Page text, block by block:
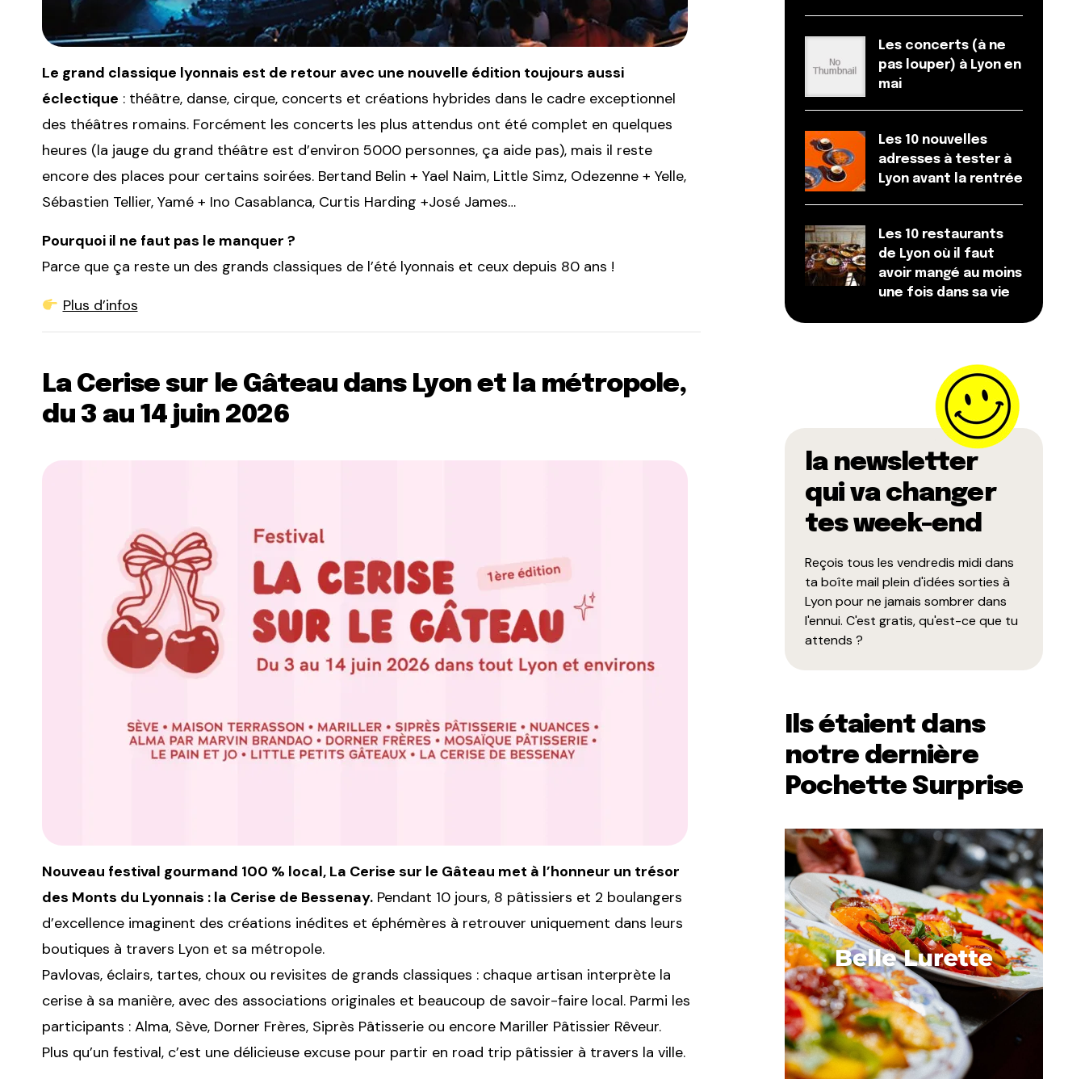
Le grand classique lyonnais est de retour avec une nouvelle édition toujours aussi
éclectique : théâtre, danse, cirque, concerts et créations hybrides dans le cadre exceptionnel
des théâtres romains. Forcément les concerts les plus attendus ont été complet en quelques
heures (la jauge du grand théâtre est d’environ 5000 personnes, ça aide pas), mais il reste
encore des places pour certains soirées. Bertand Belin + Yael Naim, Little Simz, Odezenne + Yelle,
Sébastien Tellier, Yamé + Ino Casablanca, Curtis Harding +José James…
Pourquoi il ne faut pas le manquer ?
Parce que ça reste un des grands classiques de l’été lyonnais et ceux depuis 80 ans !
Plus d’infos
La Cerise sur le Gâteau dans Lyon et la métropole,
du 3 au 14 juin 2026
Nouveau festival gourmand 100 % local, La Cerise sur le Gâteau met à l’honneur un trésor
des Monts du Lyonnais : la Cerise de Bessenay. Pendant 10 jours, 8 pâtissiers et 2 boulangers
d’excellence imaginent des créations inédites et éphémères à retrouver uniquement dans leurs
boutiques à travers Lyon et sa métropole.
Pavlovas, éclairs, tartes, choux ou revisites de grands classiques : chaque artisan interprète la
cerise à sa manière, avec des associations originales et beaucoup de savoir-faire local. Parmi les
participants : Alma, Sève, Dorner Frères, Siprès Pâtisserie ou encore Mariller Pâtissier Rêveur.
Plus qu’un festival, c’est une délicieuse excuse pour partir en road trip pâtissier à travers la ville.
Les concerts (à ne
pas louper) à Lyon en
mai
Les 10 nouvelles
adresses à tester à
Lyon avant la rentrée
Les 10 restaurants
de Lyon où il faut
avoir mangé au moins
une fois dans sa vie
la newsletter
qui va changer
tes week-end
Reçois tous les vendredis midi dans
ta boîte mail plein d'idées sorties à
Lyon pour ne jamais sombrer dans
l'ennui. C'est gratis, qu'est-ce que tu
attends ?
Ils étaient dans
notre dernière
Pochette Surprise